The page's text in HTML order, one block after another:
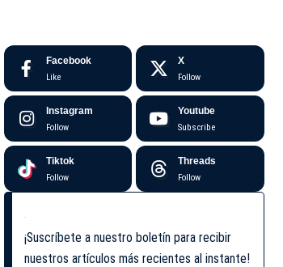
Facebook
Like
X
Follow
Instagram
Follow
Youtube
Subscribe
Tiktok
Follow
Threads
Follow
¡Suscríbete a nuestro boletín para recibir
nuestros artículos más recientes al instante!